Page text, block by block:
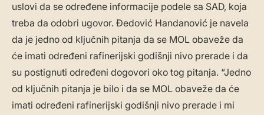
uslovi da se određene informacije podele sa SAD, koja
treba da odobri ugovor. Đedović Handanović je navela
da je jedno od ključnih pitanja da se MOL obaveže da
će imati određeni rafinerijski godišnji nivo prerade i da
su postignuti određeni dogovori oko tog pitanja. “Jedno
od ključnih pitanja je bilo i da se MOL obaveže da će
imati određeni rafinerijski godišnji nivo prerade i mi